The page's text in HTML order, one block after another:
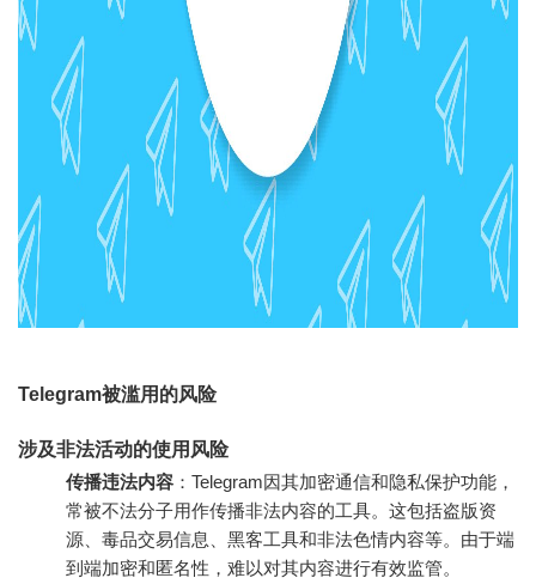
Telegram被滥用的风险
涉及非法活动的使用风险
传播违法内容 ：Telegram因其加密通信和隐私保护功能，
常被不法分子用作传播非法内容的工具。这包括盗版资
源、毒品交易信息、黑客工具和非法色情内容等。由于端
到端加密和匿名性，难以对其内容进行有效监管。